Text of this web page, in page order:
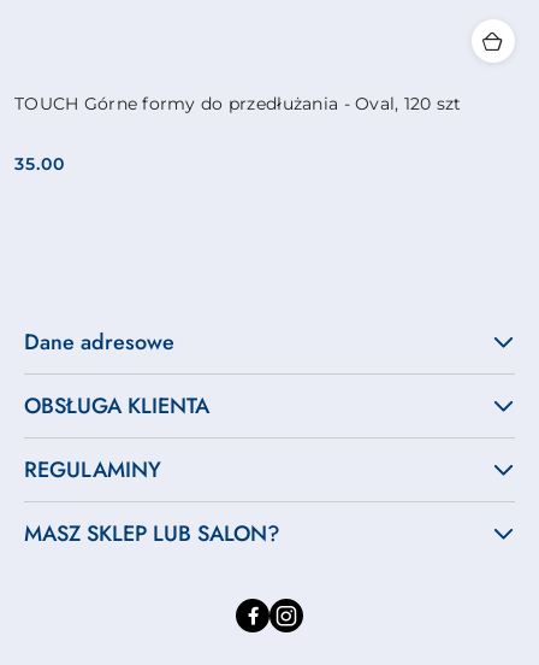
TOUCH Górne formy do przedłużania - Oval, 120 szt
Cena:
35.00
Dane adresowe
OBSŁUGA KLIENTA
REGULAMINY
MASZ SKLEP LUB SALON?